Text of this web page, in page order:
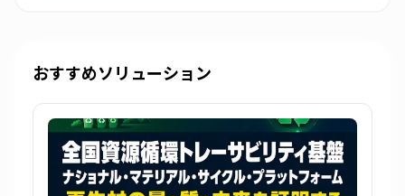
おすすめソリューション